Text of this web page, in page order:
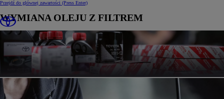
Przejdź do głównej zawartości (Press Enter)
WYMIANA OLEJU Z FILTREM